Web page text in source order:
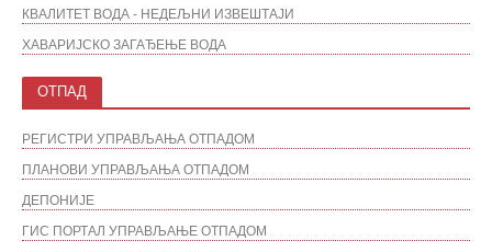
КВАЛИТЕТ ВОДА - НЕДЕЉНИ ИЗВЕШТАЈИ
ХАВАРИЈСКО ЗАГАЂЕЊЕ ВОДА
ОТПАД
РЕГИСТРИ УПРАВЉАЊА ОТПАДОМ
ПЛАНОВИ УПРАВЉАЊА ОТПАДОМ
ДЕПОНИЈЕ
ГИС ПОРТАЛ УПРАВЉАЊЕ ОТПАДОМ